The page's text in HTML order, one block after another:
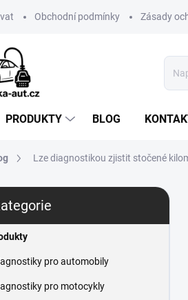
Obchodní podmínky Zásady
PRODUKTY BLOG
Lze diagnostikou zjistit stočené
pro automobily
pro motocykly